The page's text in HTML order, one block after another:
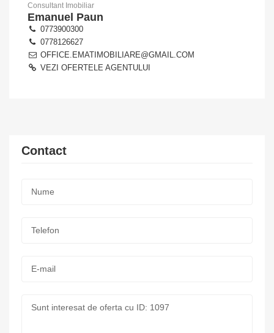
Consultant Imobiliar
Emanuel Paun
0773900300
0778126627
OFFICE.EMATIMOBILIARE@GMAIL.COM
VEZI OFERTELE AGENTULUI
Contact
mail: